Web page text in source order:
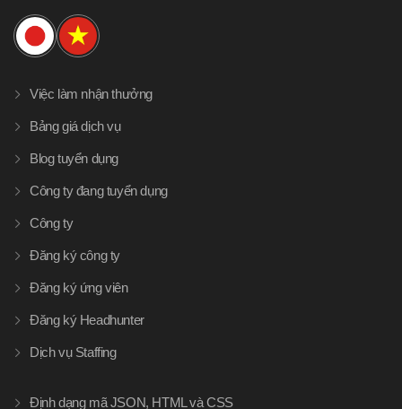
Việc làm nhận thưởng
Bảng giá dịch vụ
Blog tuyển dụng
Công ty đang tuyển dụng
Công ty
Đăng ký công ty
Đăng ký ứng viên
Đăng ký Headhunter
Dịch vụ Staffing
Định dạng mã JSON, HTML và CSS